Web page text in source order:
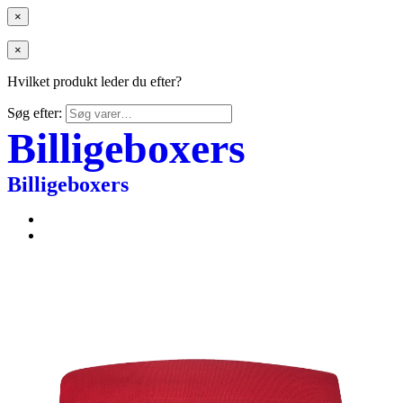
×
×
Hvilket produkt leder du efter?
Søg efter:
Billigeboxers
Billigeboxers